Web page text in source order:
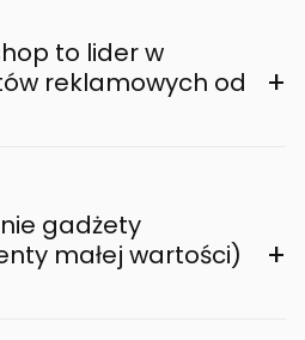
to lider w
reklamowych od
+
gadżety
małej wartości)
+